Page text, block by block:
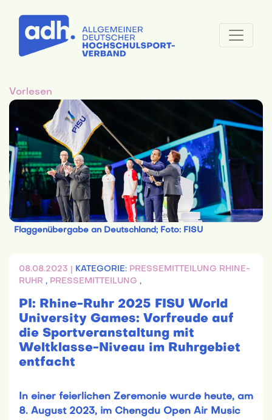
Vorlesen
Flaggenübergabe an Deutschland; Foto: FISU
08.08.2023 | KATEGORIE: PRESSEMITTEILUNG RHINE-
RUHR , PRESSEMITTEILUNG ,
PI: Rhine-Ruhr 2025 FISU World
University Games: Vorfreude auf
die Sportveranstaltung mit
Weltklasse-Niveau im Ruhrgebiet
entfacht
In einer feierlichen Zeremonie wurde heute, am
8. August 2023, im Chengdu Open Air Music